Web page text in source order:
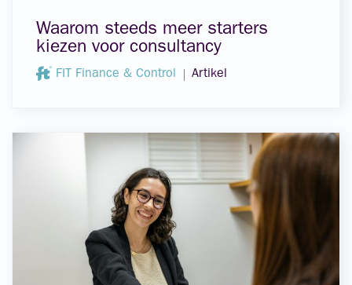
Waarom steeds meer starters
kiezen voor consultancy
FIT Finance & Control Artikel